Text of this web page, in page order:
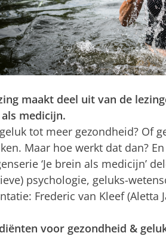
maakt deel uit van de
medicijn.
tot meer gezondheid? Of
Maar hoe werkt dat dan?
‘Je brein als medicijn’
psychologie, geluks-
Frederic van Kleef (Aletta
voor gezondheid &